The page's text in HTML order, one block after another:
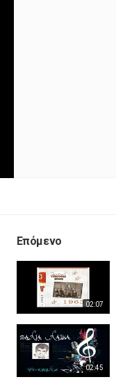
Επόμενο
02:07
02:45